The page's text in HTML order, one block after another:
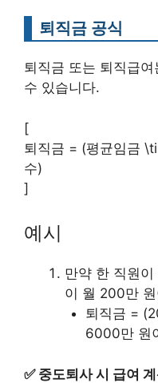
퇴직금 공식
퇴직금 또는 퇴직급
수 있습니다.
[
퇴직금 = (평균임금
수)
]
예시
만약 한 직원
이 월 200만
퇴직금 =
6000만 원
✅ 중도퇴사 시 급여